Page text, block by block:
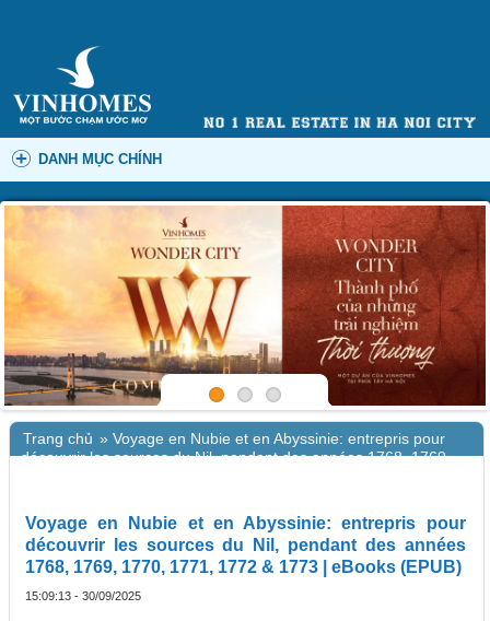
DANH MỤC CHÍNH
Trang chủ » Voyage en Nubie et en Abyssinie: entrepris pour
découvrir les sources du Nil, pendant des années 1768, 1769,
Voyage en Nubie et en Abyssinie: entrepris pour
découvrir les sources du Nil, pendant des années
1768, 1769, 1770, 1771, 1772 & 1773 | eBooks (EPUB)
15:09:13 - 30/09/2025